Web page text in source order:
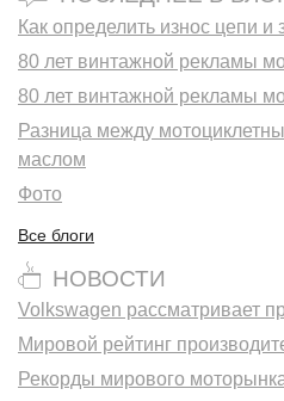
Как определить износ цепи и
80 лет винтажной рекламы
80 лет винтажной рекламы
Разница между
маслом
Фото
Все блоги
НОВОСТИ
Volkswagen рассматривает
Мировой рейтинг
Рекорды мирового